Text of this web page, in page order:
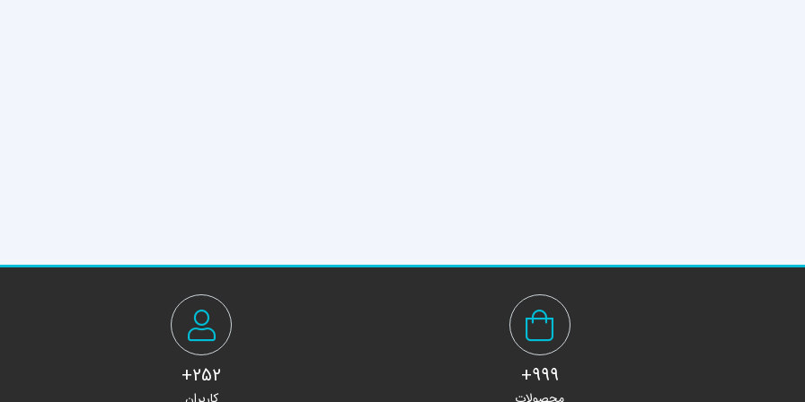
999+
252+